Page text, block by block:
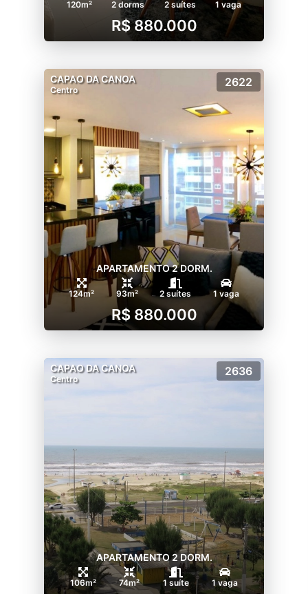
120m² 2 dorms 2 suítes 1 vaga
R$ 880.000
CAPAO DA CANOA
Centro
2622
APARTAMENTO 2 DORM.
124m² 93m² 2 suítes 1 vaga
R$ 880.000
CAPAO DA CANOA
Centro
2636
APARTAMENTO 2 DORM.
106m² 74m² 1 suíte 1 vaga